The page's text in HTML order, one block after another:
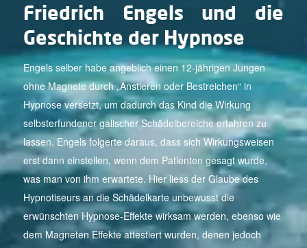
Friedrich Engels und die
Geschichte der Hypnose
Engels selber habe angeblich einen 12-jährigen Jungen
ohne Magnete durch „Anstieren oder Bestreichen“ in
Hypnose versetzt, um dadurch das Kind die Wirkung
selbsterfundener gallscher Schädelbereiche erfahren zu
lassen. Engels folgerte daraus, dass sich Wirkungsweisen
erst dann einstellen, wenn dem Patienten gesagt wurde,
was man von ihm erwartete. Hier liess der Glaube des
Hypnotiseurs an die Schädelkarte unbewusst die
erwünschten Hypnose-Effekte wirksam werden, ebenso wie
dem Magneten Effekte attestiert wurden, denen jedoch